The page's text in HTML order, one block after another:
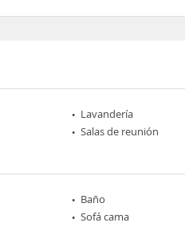
Lavandería
Salas de reunión
Baño
Sofá cama